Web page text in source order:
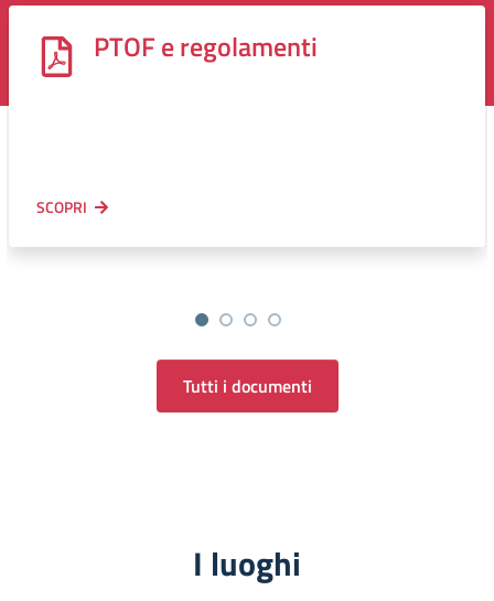
PTOF e regolamenti
SCOPRI
Tutti i documenti
I luoghi